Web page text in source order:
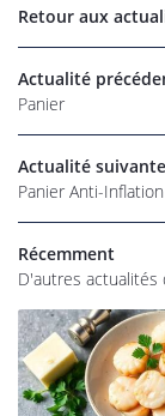
magasins
Épicerie
et tarifs
Retour aux
Actualité
Panier
Actualité suivante
Panier Anti-Inflation
Récemment
D'autres